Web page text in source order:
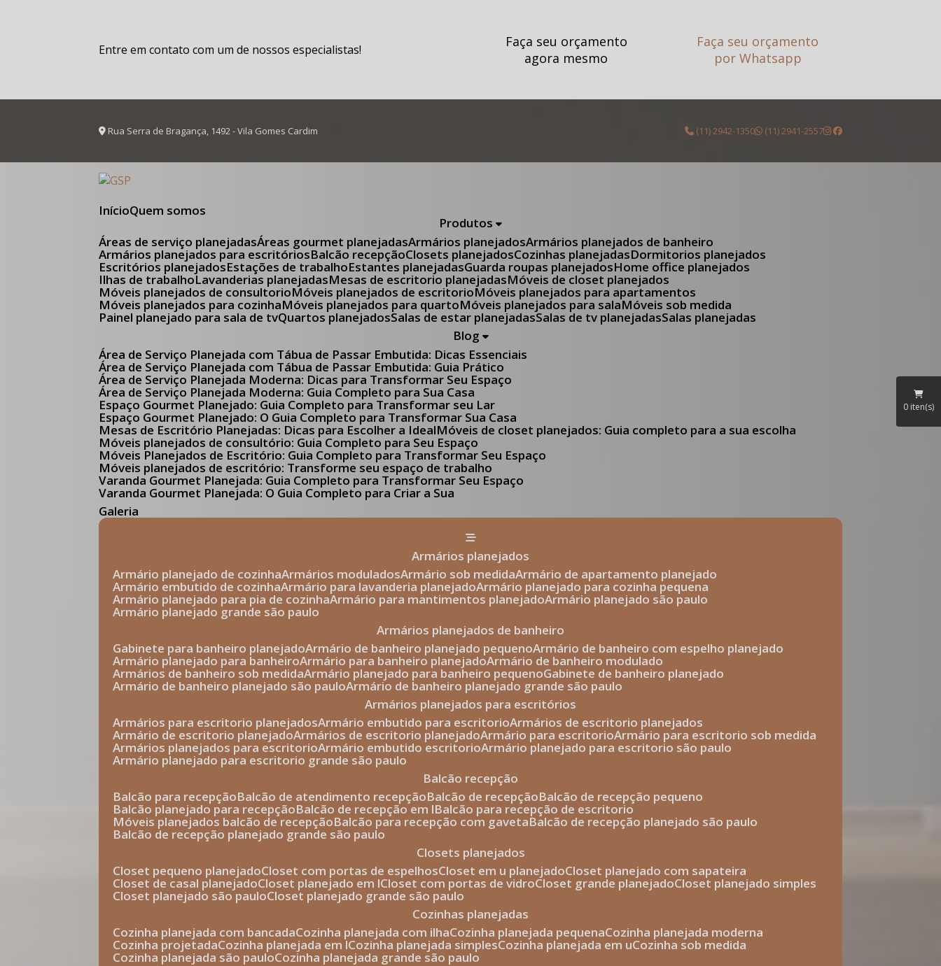
Entre em contato com um de nossos especialistas!
Faça seu orçamento
agora mesmo
Faça seu orçamento
por Whatsapp
Rua Serra de Bragança, 1492 - Vila Gomes Cardim (11) 2942-1350 (11) 2941-2557
Início Quem somos
Produtos
Áreas de serviço planejadas Áreas gourmet planejadas Armários planejados Armários planejados de banheiro
Armários planejados para escritórios Balcão recepção Closets planejados Cozinhas planejadas Dormitorios planejados
Escritórios planejados Estações de trabalho Estantes planejadas Guarda roupas planejados Home office planejados
Ilhas de trabalho Lavanderias planejadas Mesas de escritorio planejadas Móveis de closet planejados
Móveis planejados de consultorio Móveis planejados de escritorio Móveis planejados para apartamentos
Móveis planejados para cozinha Móveis planejados para quarto Móveis planejados para sala Móveis sob medida
Painel planejado para sala de tv Quartos planejados Salas de estar planejadas Salas de tv planejadas Salas planejadas
Blog
Área de Serviço Planejada com Tábua de Passar Embutida: Dicas Essenciais
Área de Serviço Planejada com Tábua de Passar Embutida: Guia Prático
Área de Serviço Planejada Moderna: Dicas para Transformar Seu Espaço
Área de Serviço Planejada Moderna: Guia Completo para Sua Casa
Espaço Gourmet Planejado: Guia Completo para Transformar seu Lar
Espaço Gourmet Planejado: O Guia Completo para Transformar Sua Casa
Mesas de Escritório Planejadas: Dicas para Escolher a Ideal Móveis de closet planejados: Guia completo para a sua escolha
Móveis planejados de consultório: Guia Completo para Seu Espaço
Móveis Planejados de Escritório: Guia Completo para Transformar Seu Espaço
Móveis planejados de escritório: Transforme seu espaço de trabalho
Varanda Gourmet Planejada: Guia Completo para Transformar Seu Espaço
Varanda Gourmet Planejada: O Guia Completo para Criar a Sua
Galeria
armários planejados
armário planejado de cozinha armários modulados armário sob medida armário de apartamento planejado
armário embutido de cozinha armário para lavanderia planejado armário planejado para cozinha pequena
armário planejado para pia de cozinha armário para mantimentos planejado armário planejado são paulo
armário planejado grande são paulo
armários planejados de banheiro
gabinete para banheiro planejado armário de banheiro planejado pequeno armário de banheiro com espelho planejado
armário planejado para banheiro armário para banheiro planejado armário de banheiro modulado
armários de banheiro sob medida armário planejado para banheiro pequeno gabinete de banheiro planejado
armário de banheiro planejado são paulo armário de banheiro planejado grande são paulo
armários planejados para escritórios
armários para escritorio planejados armário embutido para escritorio armários de escritorio planejados
armário de escritorio planejado armários de escritorio planejado armário para escritorio armário para escritorio sob medida
armários planejados para escritorio armário embutido escritorio armário planejado para escritorio são paulo
armário planejado para escritorio grande são paulo
balcão recepção
balcão para recepção
balcão de atendimento recepção balcão de recepção balcão de recepção pequeno
balcão planejado para recepção balcão de recepção em l balcão para recepção de escritorio
móveis planejados balcão de recepção balcão para recepção com gaveta balcão de recepção planejado são paulo
balcão de recepção planejado grande são paulo
closets planejados
closet pequeno planejado closet com portas de espelhos closet em u planejado closet planejado com sapateira
closet de casal planejado closet planejado em l closet com portas de vidro closet grande planejado closet planejado simples
closet planejado são paulo closet planejado grande são paulo
cozinhas planejadas
cozinha planejada com bancada cozinha planejada com ilha cozinha planejada pequena cozinha planejada moderna
cozinha projetada cozinha planejada em l cozinha planejada simples cozinha planejada em u cozinha sob medida
cozinha planejada são paulo cozinha planejada grande são paulo
0 iten(s)